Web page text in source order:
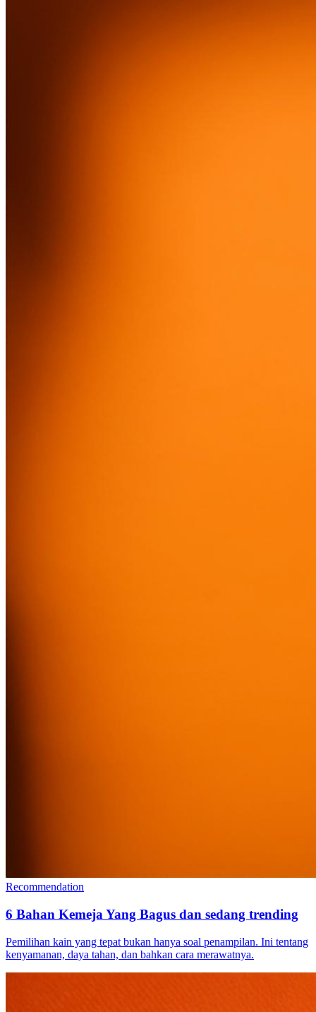
Recommendation
6 Bahan Kemeja Yang Bagus dan sedang trending
Pemilihan kain yang tepat bukan hanya soal penampilan. Ini tentang
kenyamanan, daya tahan, dan bahkan cara merawatnya.